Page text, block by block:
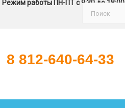
Режим работы ПН-ПТ с 9:30 до 18:00
8 812-640-64-33